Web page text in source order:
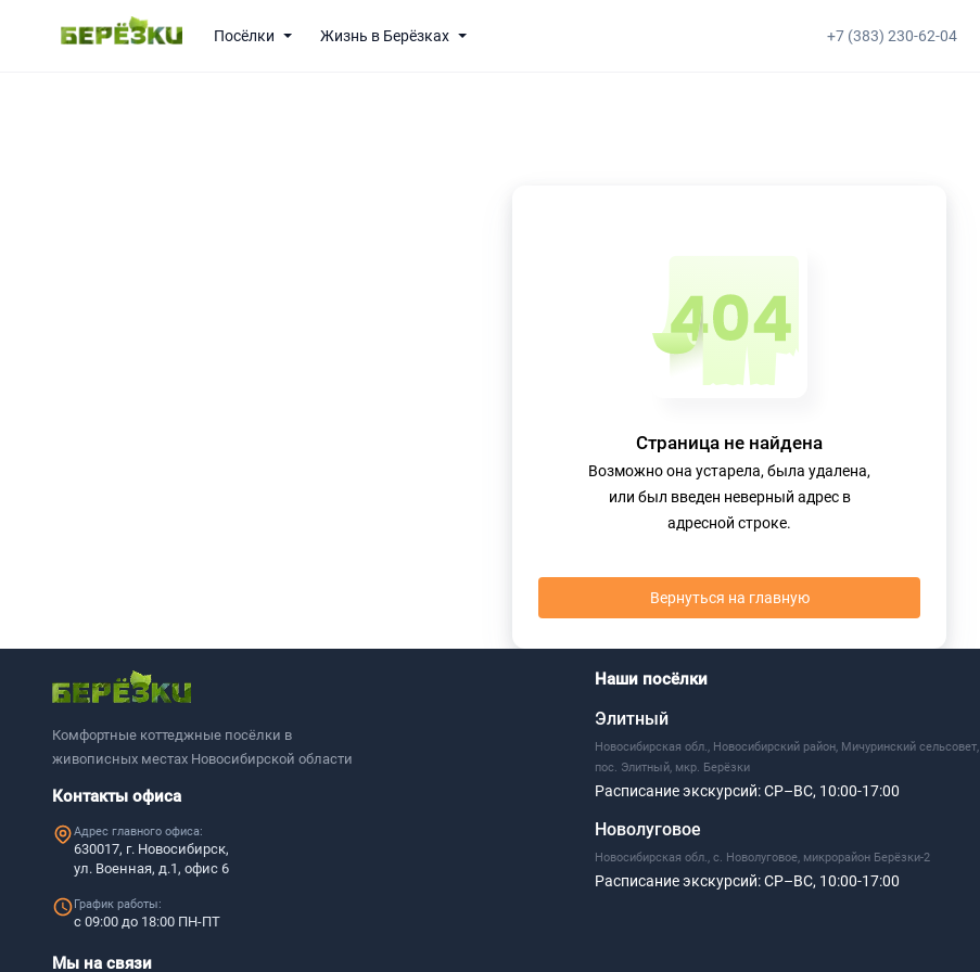
Посёлки Жизнь в Берёзках +7 (383) 230-62-04
Страница не найдена
Возможно она устарела, была удалена,
или был введен неверный адрес в
адресной строке.
Вернуться на главную
Комфортные коттеджные посёлки в
живописных местах Новосибирской области
Контакты офиса
Адрес главного офиса:
630017, г. Новосибирск,
ул. Военная, д.1, офис 6
График работы:
с 09:00 до 18:00 ПН-ПТ
Наши посёлки
Элитный
Новосибирская обл., Новосибирский район, Мичуринский сельсовет,
пос. Элитный, мкр. Берёзки
Расписание экскурсий:СР–ВС, 10:00-17:00
Новолуговое
Новосибирская обл., с. Новолуговое, микрорайон Берёзки-2
Расписание экскурсий:СР–ВС, 10:00-17:00
Мы на связи